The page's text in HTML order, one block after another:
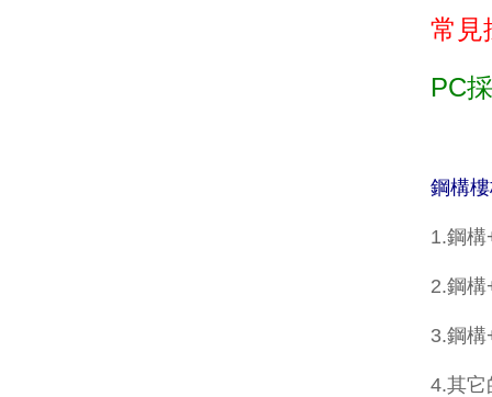
常見
PC
鋼構
1.鋼
2.鋼構
3.鋼
4.其它